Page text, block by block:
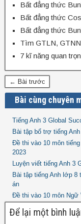
Bất đẳng thức
Bất đẳng thức
Bất đẳng thức
Tìm GTLN,
7 kĩ năng quan
← Bài trước
Bài cùng chuyên
Tiếng Anh 3 Global
Bài tập bổ trợ tiếng
Đề thi vào 10 môn
2023
Luyện viết tiếng Anh 3
Bài tập tiếng Anh lớp
án
Đề thi vào 10 môn Ngữ
Để lại một bình